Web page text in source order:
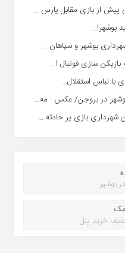
از بازی مقابل پارس ...
بوشهر!...
بوشهر و سپاهان ...
سازی فوتبال ا...
با لباس استقلال...
در بروجن/ عکس : مه...
بازی پر حادثه ...
بوشهر